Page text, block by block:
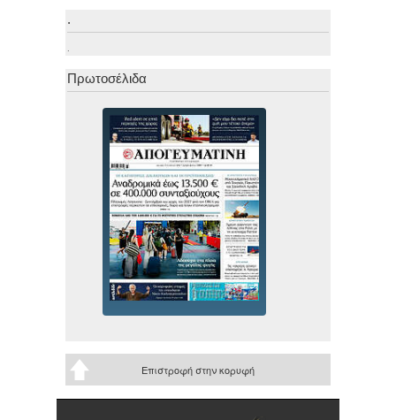
.
.
Πρωτοσέλιδα
Επιστροφή στην κορυφή